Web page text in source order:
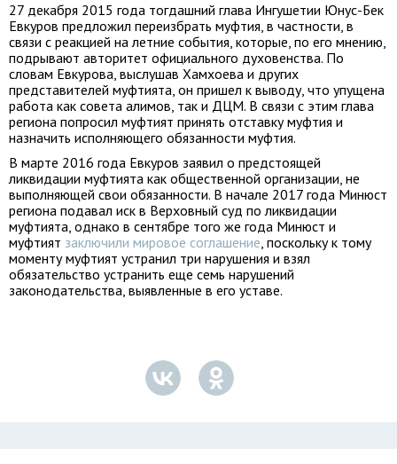
27 декабря 2015 года тогдашний глава Ингушетии Юнус-Бек
Евкуров предложил переизбрать муфтия, в частности, в
связи с реакцией на летние события, которые, по его мнению,
подрывают авторитет официального духовенства. По
словам Евкурова, выслушав Хамхоева и других
представителей муфтията, он пришел к выводу, что упущена
работа как совета алимов, так и ДЦМ. В связи с этим глава
региона попросил муфтият принять отставку муфтия и
назначить исполняющего обязанности муфтия.
В марте 2016 года Евкуров заявил о предстоящей
ликвидации муфтията как общественной организации, не
выполняющей свои обязанности. В начале 2017 года Минюст
региона подавал иск в Верховный суд по ликвидации
муфтията, однако в сентябре того же года Минюст и
муфтият заключили мировое соглашение, поскольку к тому
моменту муфтият устранил три нарушения и взял
обязательство устранить еще семь нарушений
законодательства, выявленные в его уставе.